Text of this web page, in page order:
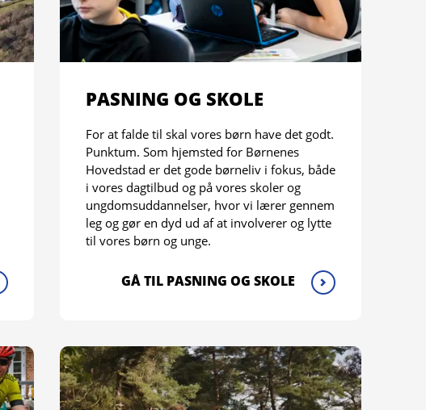
PASNING OG SKOLE
For at falde til skal vores børn have det godt.
Punktum. Som hjemsted for Børnenes
Hovedstad er det gode børneliv i fokus, både
i vores dagtilbud og på vores skoler og
ungdomsuddannelser, hvor vi lærer gennem
leg og gør en dyd ud af at involverer og lytte
til vores børn og unge.
GÅ TIL PASNING OG SKOLE